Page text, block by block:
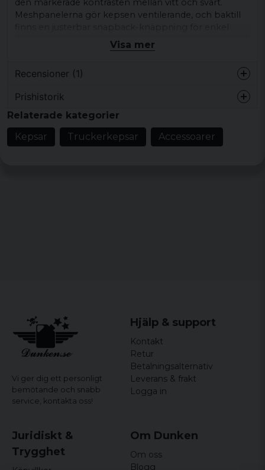
den markerade kontrasten mellan vitt och svart.
Meshpanelerna gör kepsen ventilerande, och baktill
anpassning. Kombinera truckerkepsen med en t-shirt,
hoodie eller jeansjacka för en avslappnad stil.
Passar bra till vardags, på soliga dagar eller som en
Design/detaljer:Vit frontpanel, svart böjd
skärm, svart mesh på sidor och bak, rundad
Visa mer
Recensioner (1)
för 8 år sedan
Prishistorik
Relaterade kategorier
Kepsar
Truckerkepsar Accessoarer
Vi ger dig ett personligt
bemötande och snabb
service, kontakta oss!
Hjälp & support
Kontakt
Retur
Betalningsalternativ
Leverans & frakt
Logga in
Juridiskt &
Trygghet
Om Dunken
Om oss
Blogg